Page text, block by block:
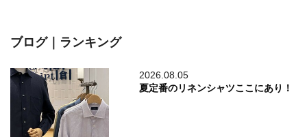
ブログ｜ランキング
2026.08.05
夏定番のリネンシャツここにあり！